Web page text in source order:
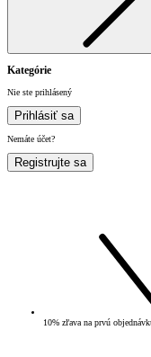
Kategórie
Nie ste prihlásený
Prihlásiť sa
Nemáte účet?
Registrujte sa
10% zľava na prvú